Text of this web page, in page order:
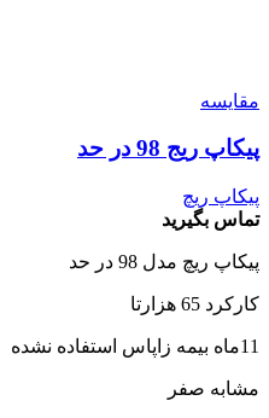
مقایسه
پیکاپ ریج 98 در حد
پیکاپ ریچ
تماس بگیرید
پیکاپ ریچ مدل 98 در حد
کارکرد 65 هزارتا
11ماه بیمه زاپاس استفاده نشده
مشابه صفر